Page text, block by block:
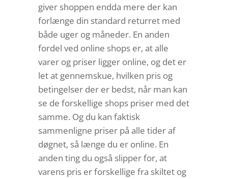
giver shoppen endda mere der kan
forlænge din standard returret med
både uger og måneder. En anden
fordel ved online shops er, at alle
varer og priser ligger online, og det er
let at gennemskue, hvilken pris og
betingelser der er bedst, når man kan
se de forskellige shops priser med det
samme. Og du kan faktisk
sammenligne priser på alle tider af
døgnet, så længe du er online. En
anden ting du også slipper for, at
varens pris er forskellige fra skiltet og